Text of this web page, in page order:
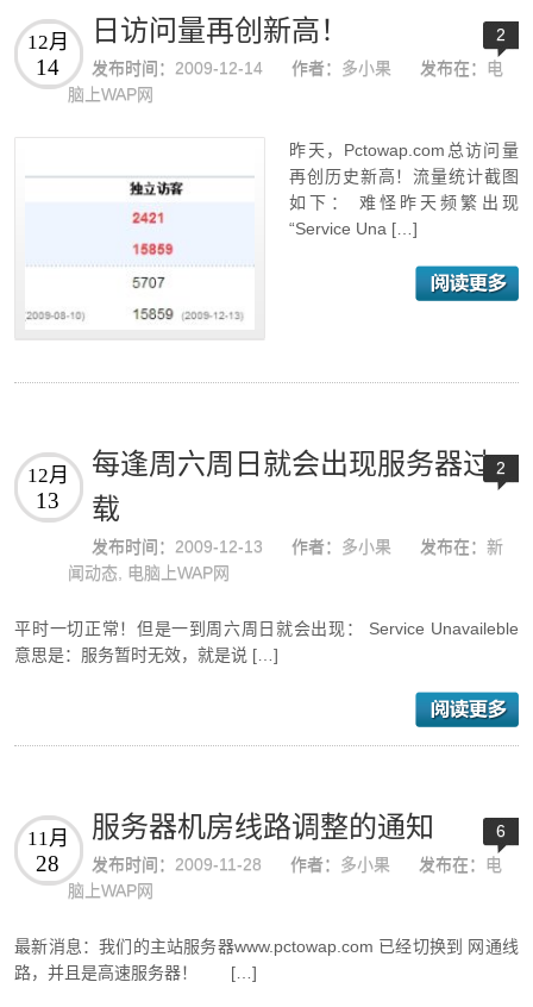
日访问量再创新高！
12月
14 发布时间： 2009-12-14 作者： 多小果 发布在： 电
脑上WAP网
2
昨天，Pctowap.com总访问量
再创历史新高！流量统计截图
如下： 难怪昨天频繁出现
“Service Una […]
每逢周六周日就会出现服务器过
载
12月
13
发布时间： 2009-12-13 作者： 多小果 发布在：新
闻动态
电脑上WAP网
2
平时一切正常！但是一到周六周日就会出现： Service Unavaileble
意思是：服务暂时无效，就是说 […]
服务器机房线路调整的通知
11月
28 发布时间： 2009-11-28 作者： 多小果 发布在： 电
脑上WAP网
6
最新消息：我们的主站服务器www.pctowap.com 已经切换到 网通线
路，并且是高速服务器！ […]